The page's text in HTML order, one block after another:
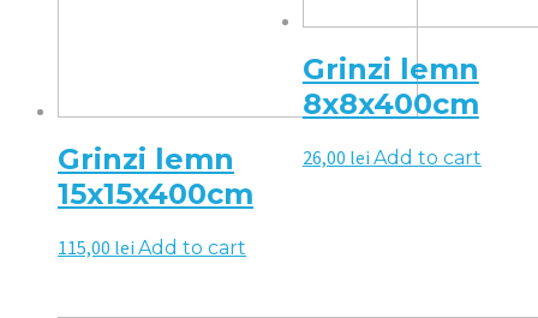
Grinzi lemn
15x15x400cm
115,00 lei Add to cart
Grinzi lemn
8x8x400cm
26,00 lei Add to cart